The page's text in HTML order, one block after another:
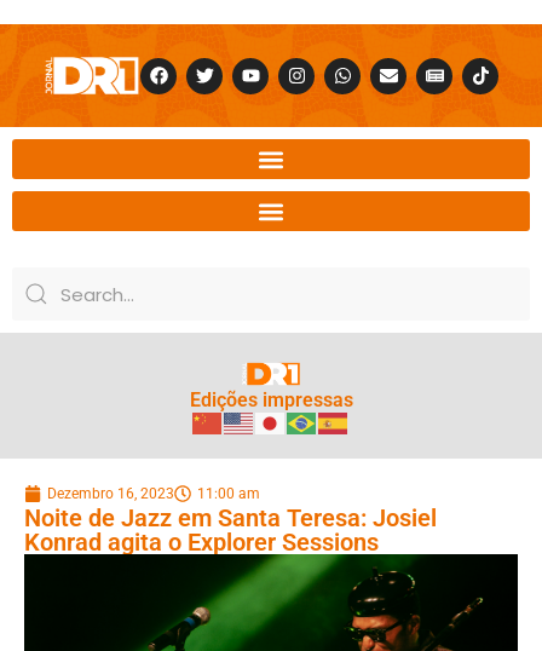
Edições impressas
Dezembro 16, 2023 11:00 am
Noite de Jazz em Santa Teresa: Josiel
Konrad agita o Explorer Sessions